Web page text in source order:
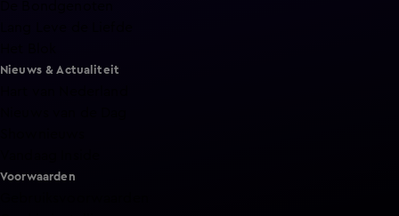
Nieuws & Actualiteit
Voorwaarden